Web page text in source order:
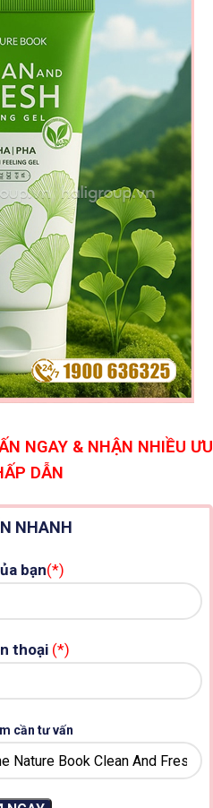
NGAY & NHẬN NHIỀU ƯU
DẪN
NHANH
bạn(*)
thoại (*)
cần tư vấn